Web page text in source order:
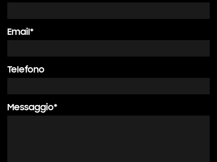
Email*
Telefono
Messaggio*